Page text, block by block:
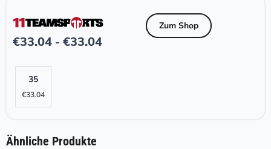
€33.04 - €33.04
Zum Shop
35
€33.04
Ähnliche Produkte